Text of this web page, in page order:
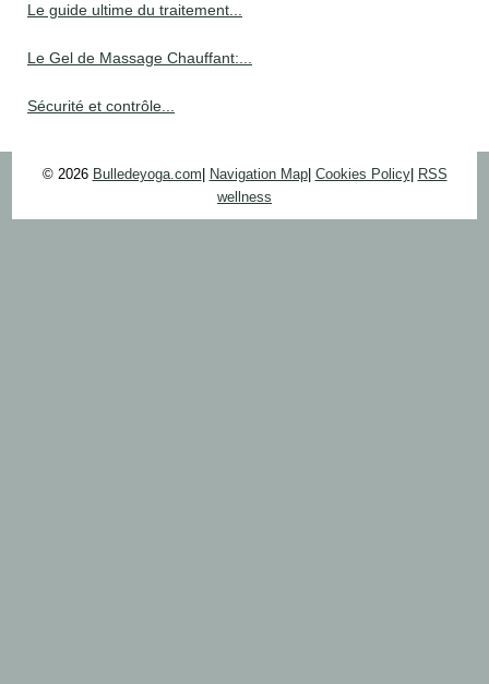
Le guide ultime du traitement...
Le Gel de Massage Chauffant:...
Sécurité et contrôle...
© 2026 Bulledeyoga.com Navigation Map| Cookies Policy| RSS
wellness